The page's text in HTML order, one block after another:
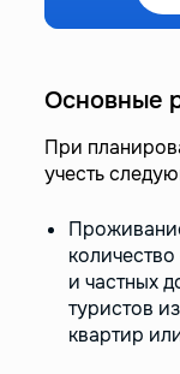
Основные
При
учесть
и частных
туристов
квартир